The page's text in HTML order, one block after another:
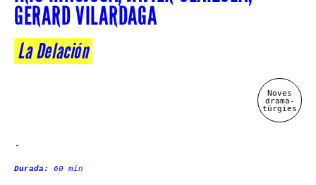
GERARD VILARDAGA
La Delación
Noves
drama-
túrgies
.
Durada: 60 min